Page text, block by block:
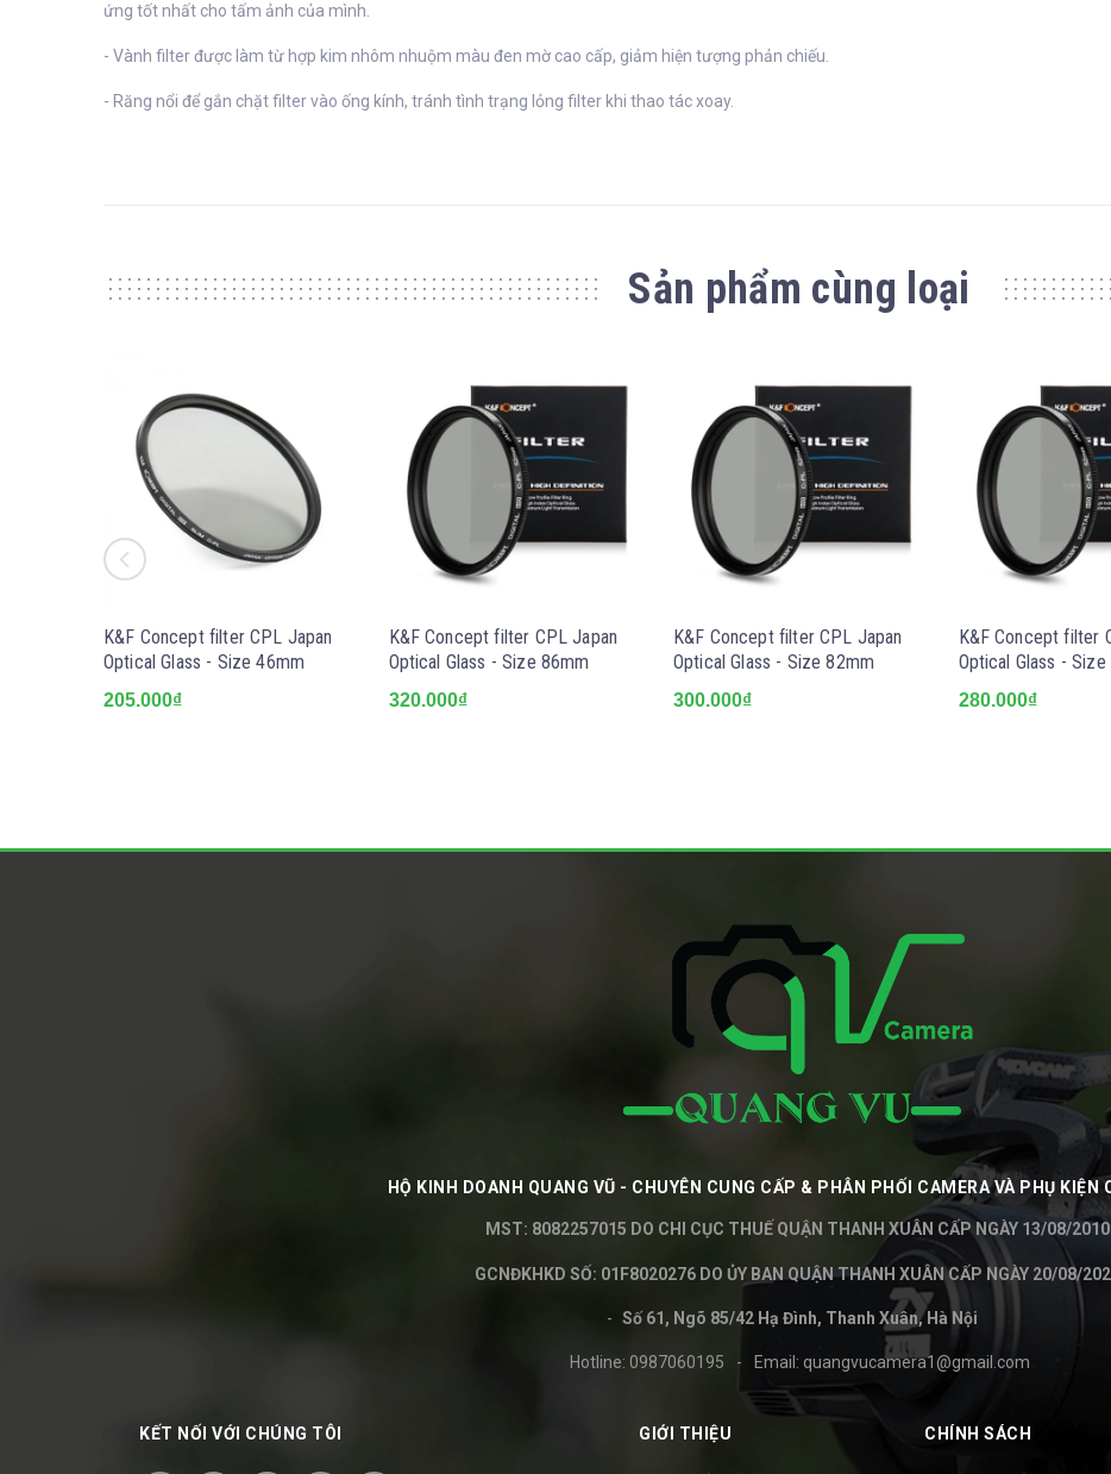
ứng tốt nhất cho tấm ảnh của mình.
- Vành filter được làm từ hợp kim nhôm nhuộm màu đen mờ cao cấp, giảm hiện tượng phản chiếu.
- Răng nổi để gắn chặt filter vào ống kính, tránh tình trạng lỏng filter khi thao tác xoay.
Sản phẩm cùng loại
K&F Concept filter CPL Japan
Optical Glass - Size 46mm
205.000₫
K&F Concept filter CPL Japan
Optical Glass - Size 86mm
320.000₫
K&F Concept filter CPL Japan
Optical Glass - Size 82mm
300.000₫
K&F Concept filter
Optical Glass - Size
280.000₫
HỘ KINH DOANH QUANG VŨ - CHUYÊN CUNG CẤP & PHÂN PHỐI CAMERA VÀ PHỤ KIỆN
MST: 8082257015 DO CHI CỤC THUẾ QUẬN THANH XUÂN CẤP NGÀY 13/08/
GCNĐKHKD SỐ: 01F8020276 DO ỦY BAN QUẬN THANH XUÂN CẤP NGÀY 20/08/
Số 61, Ngõ 85/42 Hạ Đình, Thanh Xuân, Hà Nội
Hotline: 0987060195 - Email: quangvucamera1@gmail.com
KẾT NỐI VỚI CHÚNG TÔI GIỚI THIỆU CHÍNH SÁCH